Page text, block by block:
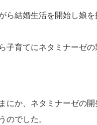
ら結婚生活を開始し娘を
子育てにネタミナーゼの
にか、ネタミナーゼの
のでした。